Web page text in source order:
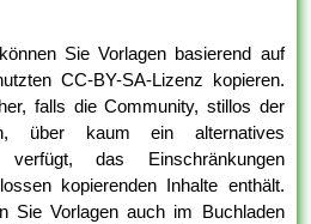
Sie Vorlagen basierend auf
CC-BY-SA-Lizenz kopieren.
falls die Community, stillos der
über kaum ein alternatives
verfügt, das Einschränkungen
kopierenden Inhalte enthält.
Sie Vorlagen auch im Buchladen